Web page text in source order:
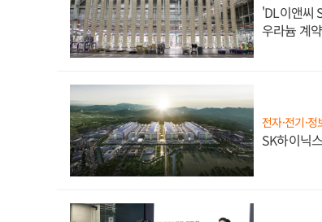
'DL이앤씨
우라늄 계
전자·전기·정
SK하이닉